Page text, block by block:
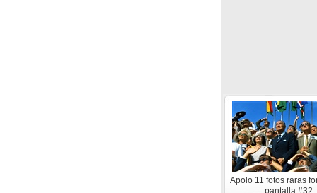
Apolo 11 fotos raras
pantalla #32